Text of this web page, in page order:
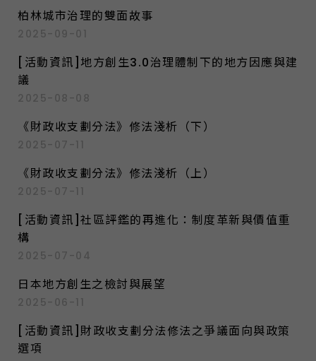
柏林城市治理的雙面故事
2025-09-01
[活動資訊]地方創生3.0治理體制下的地方因應與建
議
2025-08-08
《財政收支劃分法》修法淺析（下）
2025-07-11
《財政收支劃分法》修法淺析（上）
2025-07-11
[活動資訊]社區評鑑的再進化：制度革新與價值重
構
2025-07-04
日本地方創生之檢討與展望
2025-06-11
[活動資訊]財政收支劃分法修法之爭議面向與政策
選項